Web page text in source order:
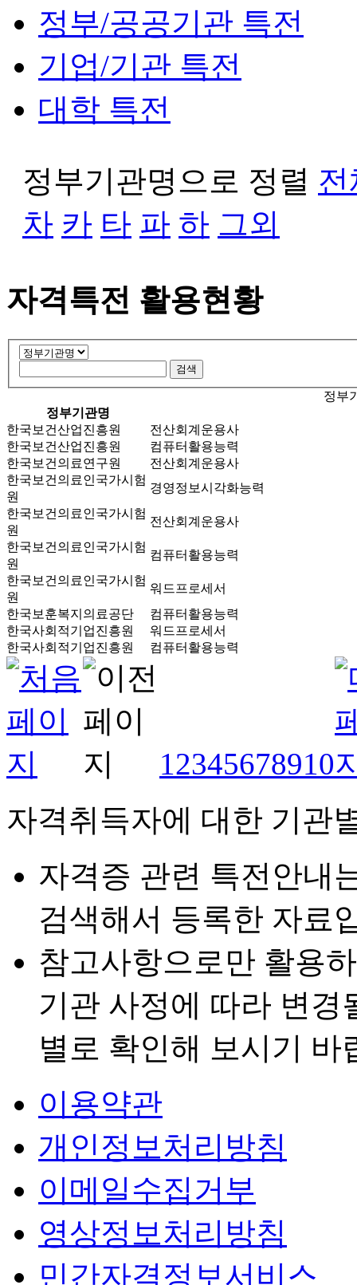
정부/공공기관 특전
기업/기관 특전
대학 특전
정부기관명으로 정렬 전
차 카 타 파 하 그외
자격특전 활용현황
정부
정부기관명
한국보건산업진흥원
전산회계운용사
한국보건산업진흥원
컴퓨터활용능력
한국보건의료연구원
전산회계운용사
한국보건의료인국가시험
원
경영정보시각화능력
한국보건의료인국가시험
원
전산회계운용사
한국보건의료인국가시험
원
컴퓨터활용능력
한국보건의료인국가시험
원
워드프로세서
한국보훈복지의료공단
컴퓨터활용능력
한국사회적기업진흥원
워드프로세서
한국사회적기업진흥원
컴퓨터활용능력
12345678910
자격취득자에 대한 기관
자격증 관련 특전안내
검색해서 등록한 자료
참고사항으로만 활용
기관 사정에 따라 변경
별로 확인해 보시기 바
이용약관
개인정보처리방침
이메일수집거부
영상정보처리방침
민간자격정보서비스